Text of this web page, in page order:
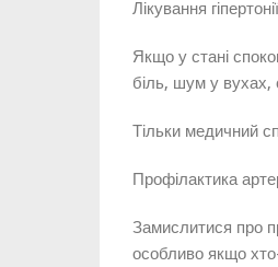
Лікування
Якщо у стані
біль, шум у вухах,
Тільки медичний
Профілактика
Замислитися про
особливо якщо